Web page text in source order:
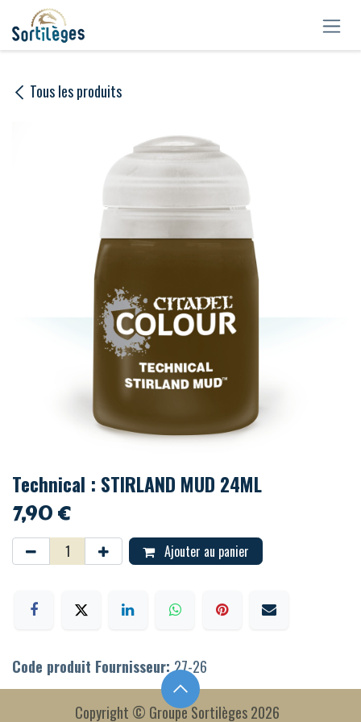
Se rendre au contenu
Tous les produits
Technical : STIRLAND MUD 24ML
7,90€
Ajouter au panier
Code produit Fournisseur:27-26
Copyright © Groupe Sortilèges 2026